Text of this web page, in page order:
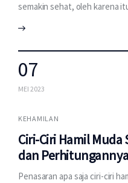
semakin sehat, oleh karena
07
MEI 2023
KEHAMILAN
Ciri-Ciri Hamil
dan Perhitungannya
Penasaran apa saja ciri-ciri